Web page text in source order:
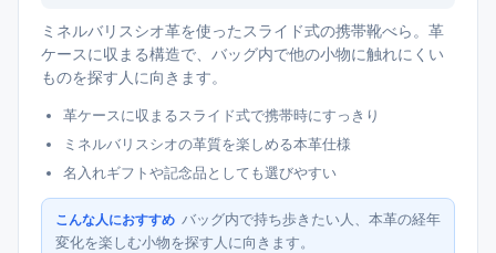
ミネルバリスシオ革を使ったスライド式の携帯靴べら。革
ケースに収まる構造で、バッグ内で他の小物に触れにくい
ものを探す人に向きます。
革ケースに収まるスライド式で携帯時にすっきり
ミネルバリスシオの革質を楽しめる本革仕様
名入れギフトや記念品としても選びやすい
こんな人におすすめ バッグ内で持ち歩きたい人、本革の経年
変化を楽しむ小物を探す人に向きます。